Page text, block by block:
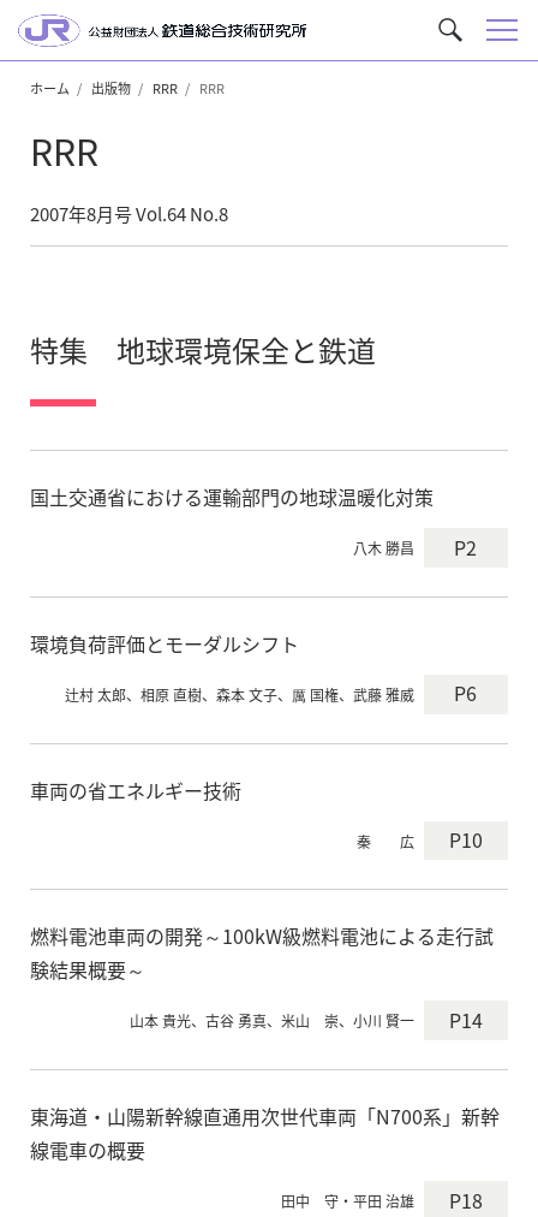
サ
イ
メ
ホーム 出版物 RRR RRR
RRR
2007年8月号 Vol.64 No.8
特集 地球環境保全と鉄道
国土交通省における運輸部門の地球温暖化対策
八木 勝昌 P2
環境負荷評価とモーダルシフト
辻村 太郎、相原 直樹、森本 文子、厲 国権、武藤 雅威 P6
車両の省エネルギー技術
秦 広 P10
燃料電池車両の開発～100kW級燃料電池による走行試
験結果概要～
山本 貴光、古谷 勇真、米山 崇、小川 賢一 P14
東海道・山陽新幹線直通用次世代車両「N700系」新幹
線電車の概要
田中 守・平田 治雄 P18